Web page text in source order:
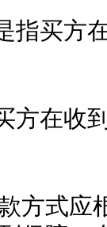
指买方
方在收
方式应